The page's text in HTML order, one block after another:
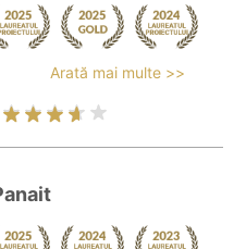
Arată mai multe >>